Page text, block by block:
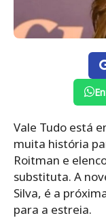
Vale Tudo está
muita história
Roitman e
substituta. A
Silva, é a
para a estreia.